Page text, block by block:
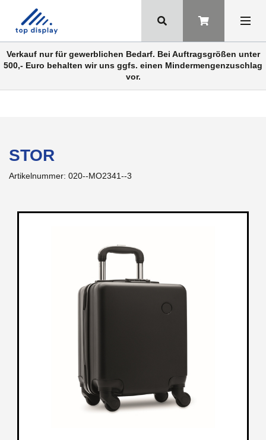
Verkauf nur für gewerblichen Bedarf. Bei Auftragsgrößen unter
500,- Euro behalten wir uns ggfs. einen Mindermengenzuschlag
vor.
STOR
Artikelnummer: 020--MO2341--3